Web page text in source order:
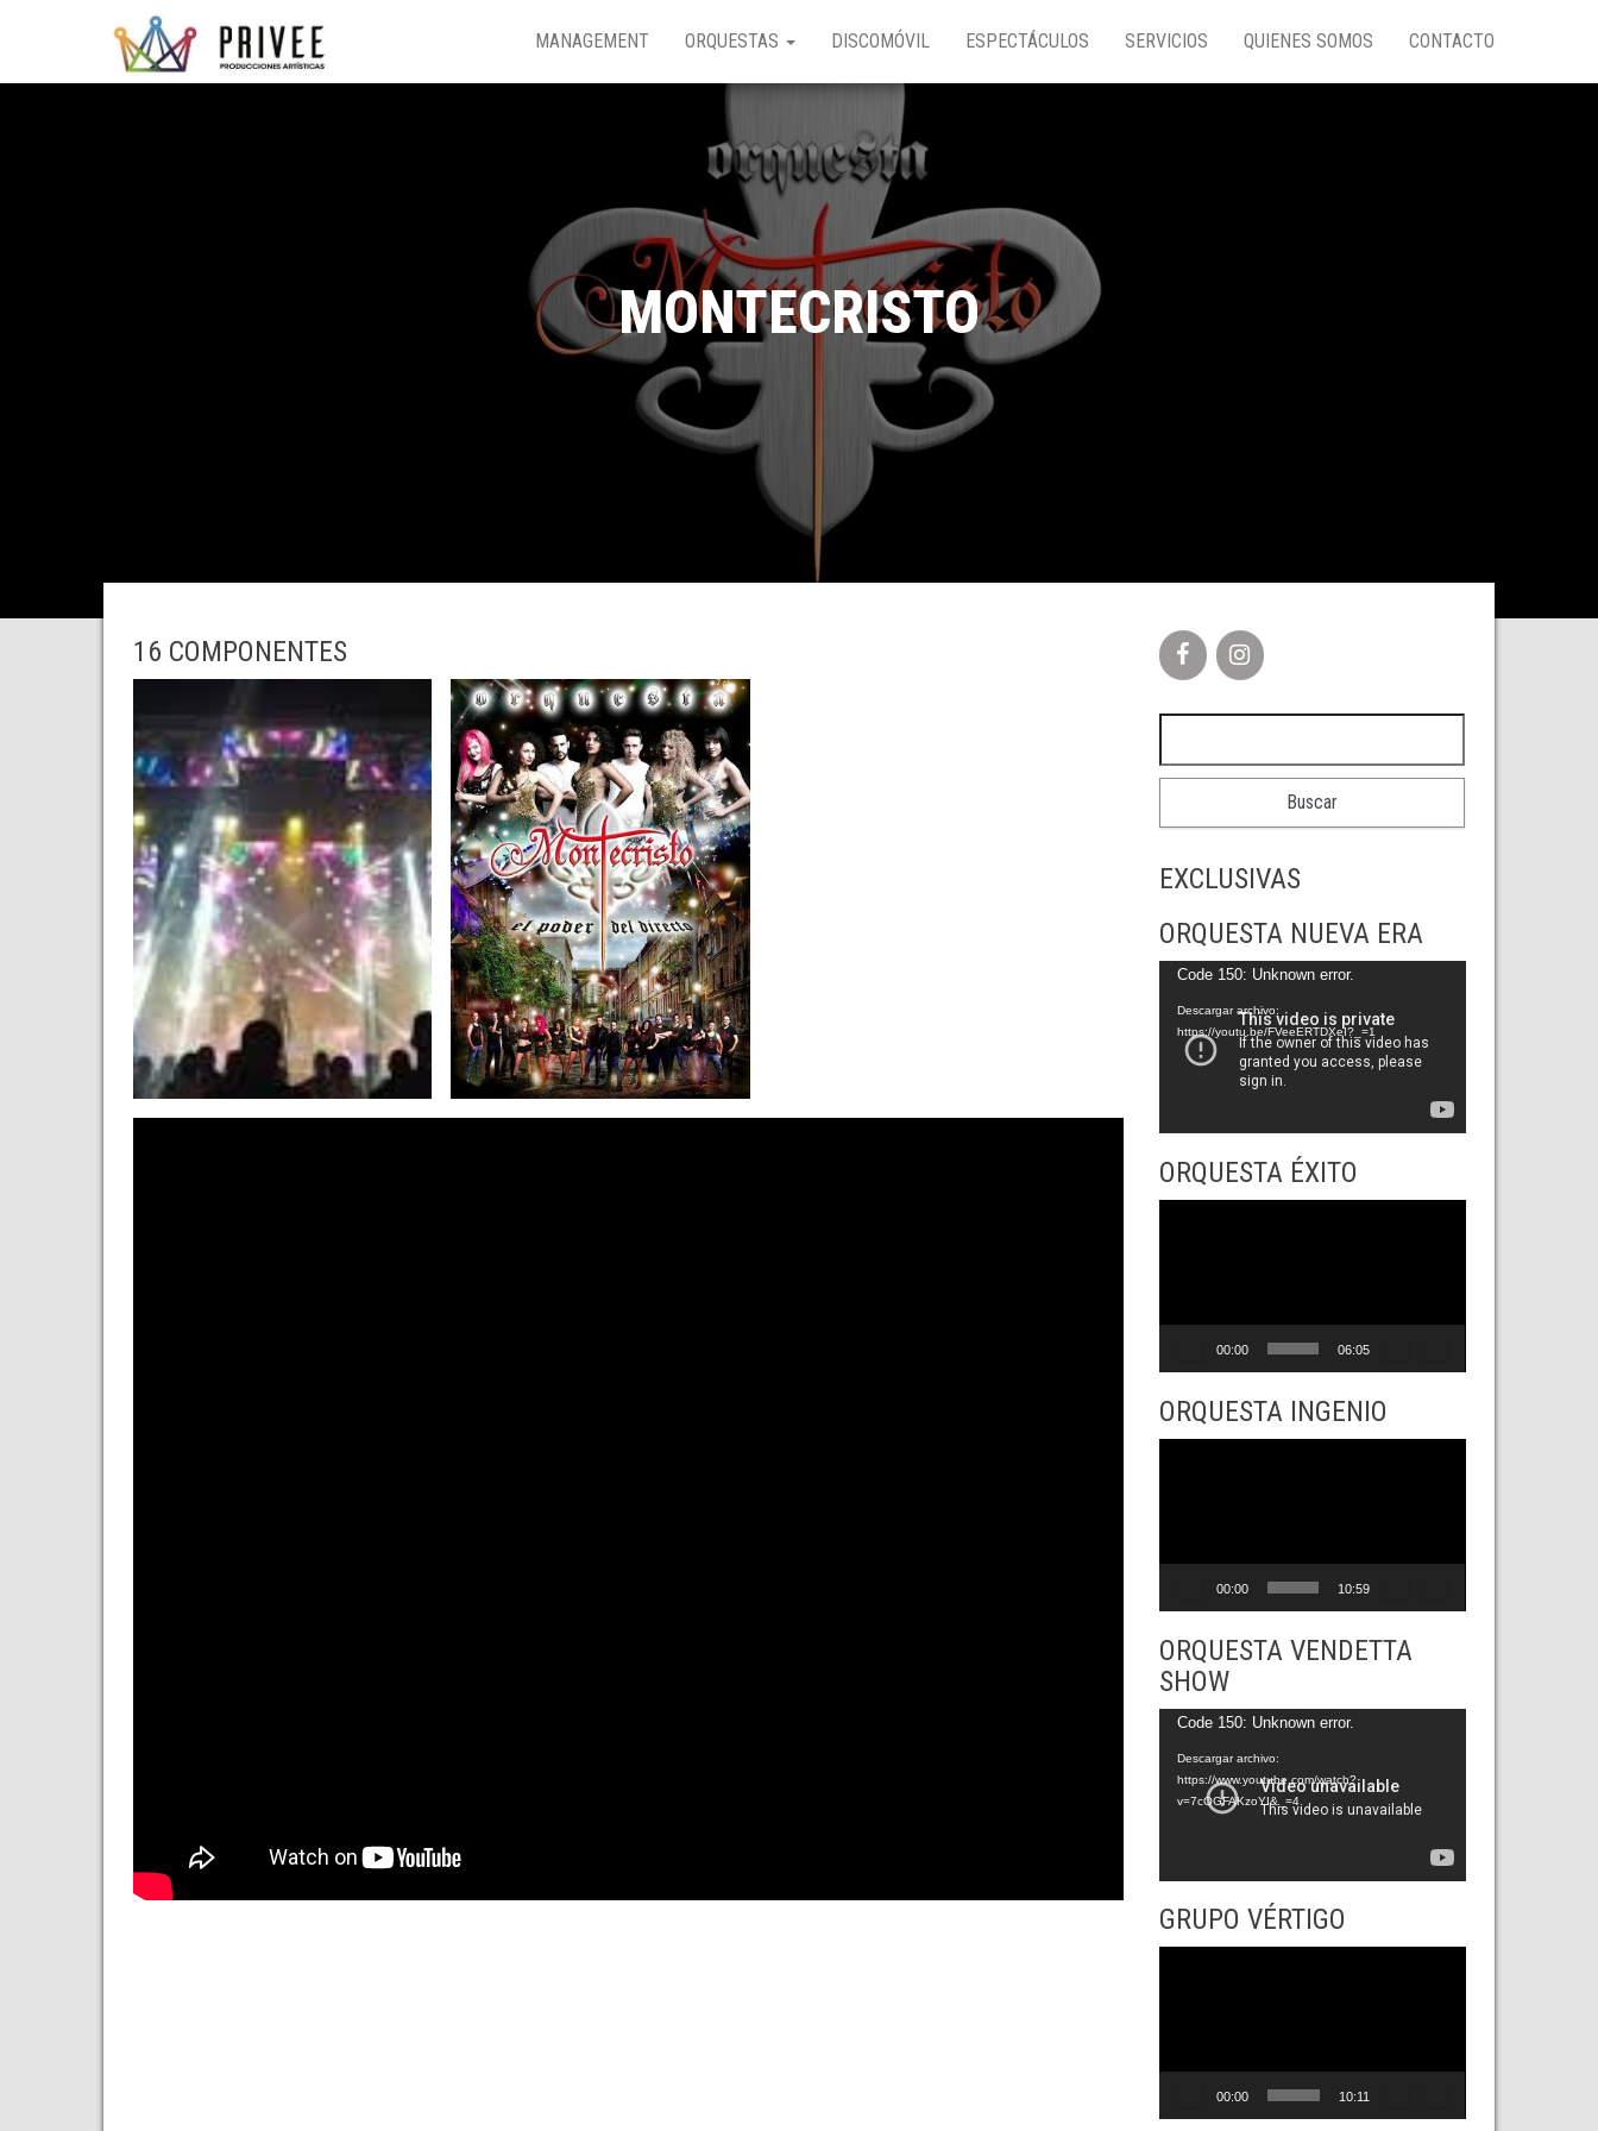
MANAGEMENT ORQUESTAS DISCOMÓVIL ESPECTÁCULOS SERVICIOS QUIENES SOMOS CONTACTO
MONTECRISTO
16 COMPONENTES
EXCLUSIVAS
ORQUESTA NUEVA ERA
Reproductor
vídeo
Code 150: Unknown error.
Descargar archivo:
https://youtu.be/FVeeERTDXeI?_=1
ORQUESTA ÉXITO
00:00 06:05
ORQUESTA INGENIO
00:00 10:59
ORQUESTA VENDETTA
SHOW
Reproductor
vídeo
Code 150: Unknown error.
Descargar archivo:
https://www.youtube.com/watch?
v=7cOGFAKzoYI&_=4
GRUPO VÉRTIGO
00:00 10:11